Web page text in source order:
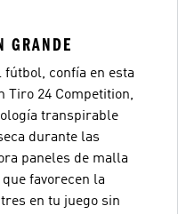
GRANDE
confía en esta
Tiro 24 Competition,
transpirable
durante las
paneles de malla
favorecen la
en tu juego sin